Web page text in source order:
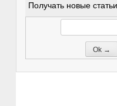
Получать новые